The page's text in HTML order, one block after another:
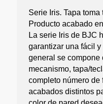
Serie Iris. Tapa
Producto acabado
La serie Iris de BJC
garantizar una fácil
general se compone
mecanismo, tapa/
completo número de
acabados distintos